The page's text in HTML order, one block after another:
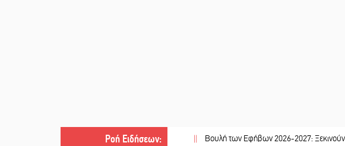
Ροή Ειδήσεων:
|| Βουλή των Εφήβων 2026-2027: Ξεκινούν οι αιτήσεις